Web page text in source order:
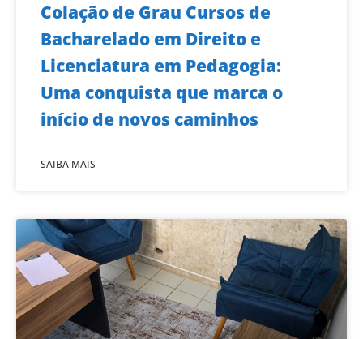
Colação de Grau Cursos de
Bacharelado em Direito e
Licenciatura em Pedagogia:
Uma conquista que marca o
início de novos caminhos
SAIBA MAIS